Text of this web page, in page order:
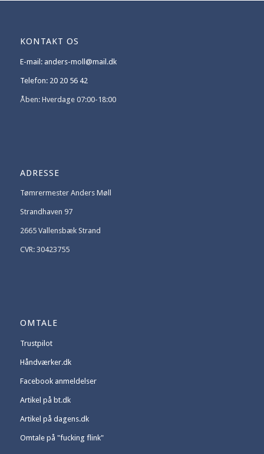
KONTAKT OS
E-mail: anders-moll@mail.dk
Telefon: 20 20 56 42
Åben: Hverdage 07:00-18:00
ADRESSE
Tømrermester Anders Møll
Strandhaven 97
2665 Vallensbæk Strand
CVR: 30423755
OMTALE
Trustpilot
Håndværker.dk
Facebook anmeldelser
Artikel på bt.dk
Artikel på dagens.dk
Omtale på "fucking flink"